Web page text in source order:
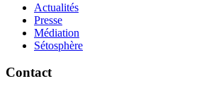
Actualités
Presse
Médiation
Sétosphère
Contact